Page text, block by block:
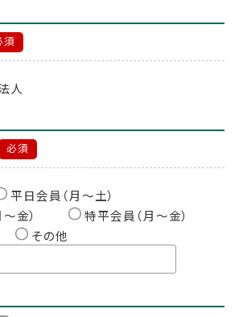
須
人
必須
平日会員（月〜土）
金）
特平会員（月〜金）
その他